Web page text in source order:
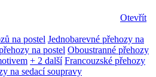
Otevřít
na postel Jednobarevné přehozy na
na postel Oboustranné přehozy
+ 2 další Francouzské přehozy
na sedací soupravy